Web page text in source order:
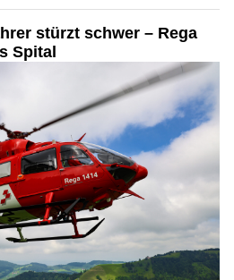
stürzt schwer – Rega
Spital